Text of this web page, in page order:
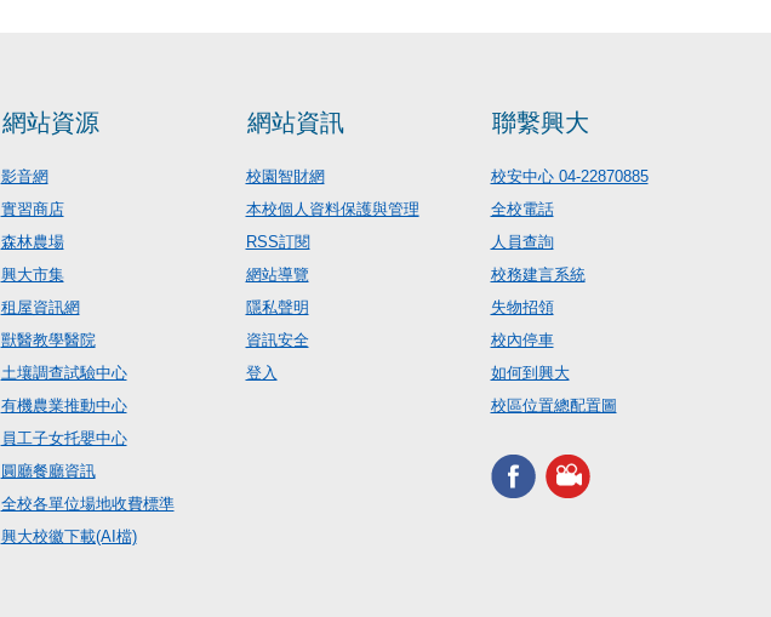
網站資源
影音網
實習商店
森林農場
興大市集
租屋資訊網
獸醫教學醫院
土壤調查試驗中心
有機農業推動中心
員工子女托嬰中心
圓廳餐廳資訊
全校各單位場地收費標準
興大校徽下載(AI檔)
網站資訊
校園智財網
本校個人資料保護與管理
RSS訂閱
網站導覽
隱私聲明
資訊安全
登入
聯繫興大
校安中心 04-22870885
全校電話
人員查詢
校務建言系統
失物招領
校內停車
如何到興大
校區位置總配置圖